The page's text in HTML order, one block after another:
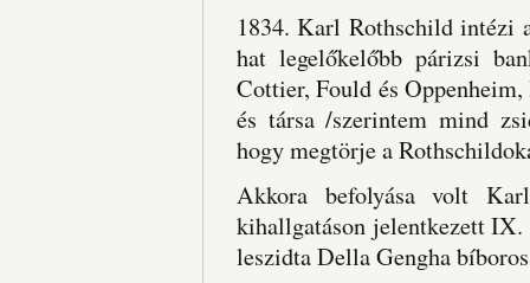
1834. Karl Rothschild intézi
hat legelőkelőbb párizsi
Cottier, Fould és
és társa /szerintem mind
hogy megtörje a
Akkora befolyása volt
kihallgatáson jelentkezett IX.
leszidta Della Gengha